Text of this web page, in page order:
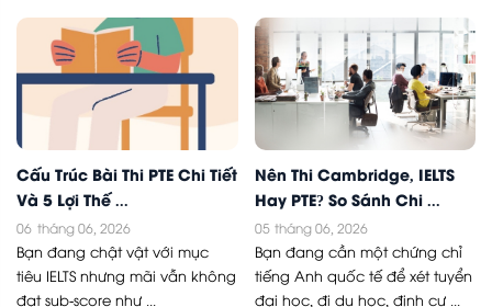
Cấu Trúc Bài Thi PTE Chi Tiết
Và 5 Lợi Thế ...
06 tháng 06, 2026
Bạn đang chật vật với mục
tiêu IELTS nhưng mãi vẫn không
đạt sub-score như ...
Nên Thi Cambridge, IELTS
Hay PTE? So Sánh Chi ...
05 tháng 06, 2026
Bạn đang cần một chứng chỉ
tiếng Anh quốc tế để xét tuyển
đại học, đi du học, định cư ...